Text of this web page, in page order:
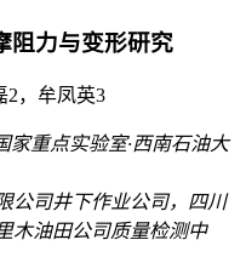
阻力与变形研究
2，牟凤英3
重点实验室·西南石油大
公司井下作业公司，四川
木油田公司质量检测中